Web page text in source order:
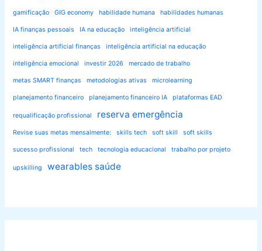
gamificação GIG economy habilidade humana habilidades humanas
IA finanças pessoais IA na educação inteligência artificial
inteligência artificial finanças inteligência artificial na educação
inteligência emocional investir 2026 mercado de trabalho
metas SMART finanças metodologias ativas microlearning
planejamento financeiro planejamento financeiro IA plataformas EAD
requalificação profissional reserva emergência
Revise suas metas mensalmente: skills tech soft skill soft skills
sucesso profissional tech tecnologia educacional trabalho por projeto
upskilling wearables saúde